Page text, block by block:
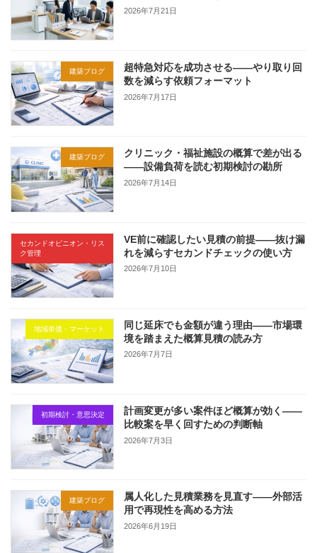
2026年7月21日
建築ブログ
超特急対応を成功させる——やり取り回
数を減らす依頼フォーマット
2026年7月17日
建築ブログ
クリニック・福祉施設の概算で差が出る
——設備負荷を読む初期検討の勘所
2026年7月14日
セカンドオピニオン・リス
ク管理
VE前に確認したい見積の前提——抜け漏
れを減らすセカンドチェックの使い方
2026年7月10日
地域単価・マーケット
同じ延床でも金額が違う理由——市場環
境を踏まえた概算見積の読み方
2026年7月7日
初期検討・意思決定
計画変更が多い案件ほど概算が効く——
比較案を早く回すための判断軸
2026年7月3日
建築ブログ
属人化した見積業務を見直す——外部活
用で再現性を高める方法
2026年6月19日